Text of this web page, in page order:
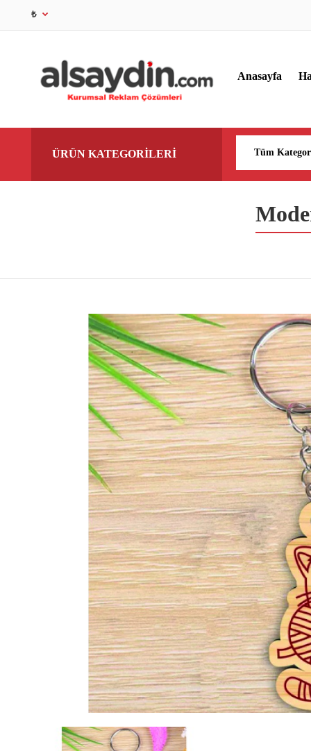
₺
Anasayfa
ÜRÜN KATEGORİLERİ